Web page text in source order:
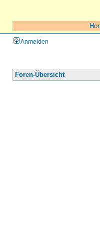
Anmelden
Foren-Übersicht